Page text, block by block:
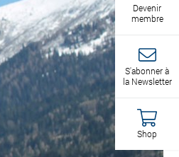
Devenir
membre
S'abonner à
la Newsletter
Shop